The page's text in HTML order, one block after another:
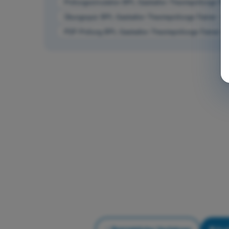
Übungsquiz BPL Gasballon Theorieprüfungs-Trainer -
PDF-Prüfung BPL Gasballon Theorieprüfungs-Trainer -